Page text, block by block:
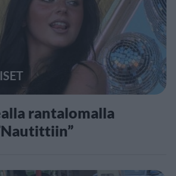
rantalomalla